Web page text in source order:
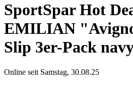
SportSpar Hot
EMILIAN
Slip 3er-Pack
Online seit Samstag, 30.08.25